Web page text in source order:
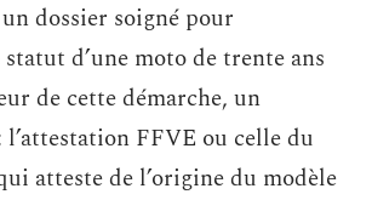
dossier soigné pour
d’une moto de trente ans
de cette démarche, un
FFVE ou celle du
atteste de l’origine du modèle